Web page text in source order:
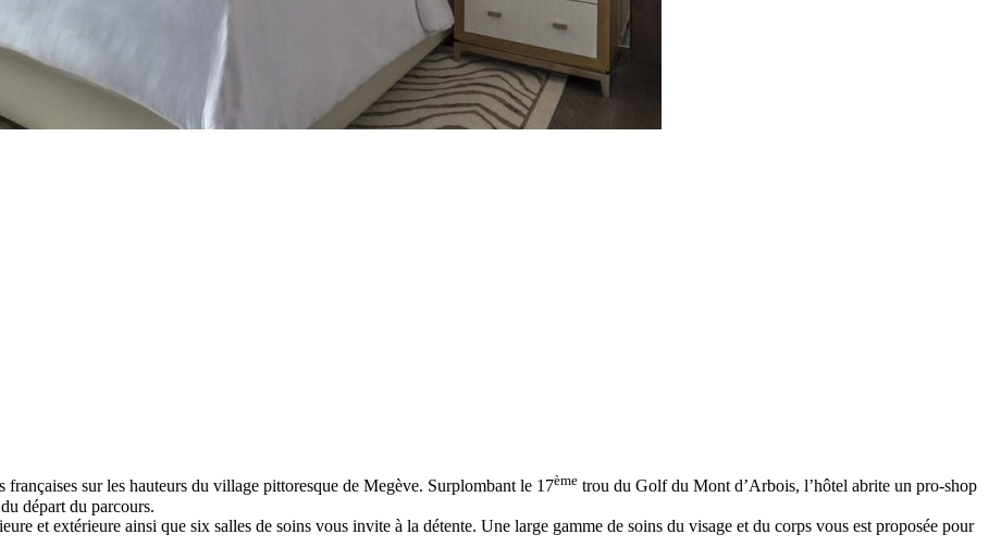
sur les hauteurs du village pittoresque de Megève. Surplombant le 17ème trou du Golf du Mont d’Arbois, l’hôtel abrite un pro-shop
départ du parcours.
et extérieure ainsi que six salles de soins vous invite à la détente. Une large gamme de soins du visage et du corps vous est proposée pour